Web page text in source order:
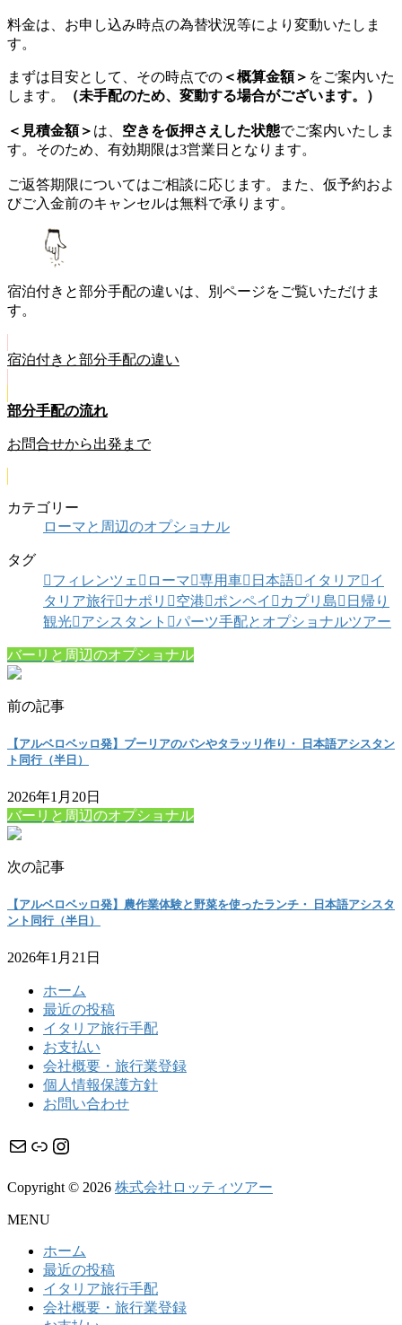
料金は、お申し込み時点の為替状況等により変動いたしま
す。
まずは目安として、その時点での ＜概算金額＞ をご案内いた
します。
（未手配のため、変動する場合がございます。）
＜見積金額＞ は、 空きを仮押さえした状態でご案内いたしま
す。そのため、有効期限は3営業日となります。
ご返答期限についてはご相談に応じます。また、仮予約およ
びご入金前のキャンセルは無料で承ります。
宿泊付きと部分手配の違いは、別ページをご覧いただけま
す。
宿泊付きと部分手配の違い
部分手配の流れ
お問合せから出発まで
カテゴリー
ローマと周辺のオプショナル
タグ
フィレンツェ
ローマ 専用車 日本語 イタリア
イ
タリア旅行 ナポリ 空港 ポンペイ カプリ島
日帰り
観光
アシスタント パーツ手配とオプショナルツアー
バーリと周辺のオプショナル
前の記事
【アルベロベッロ発】プーリアのパンやタラッリ作り・ 日本語アシスタン
ト同行（半日）
2026年1月20日
バーリと周辺のオプショナル
次の記事
【アルベロベッロ発】農作業体験と野菜を使ったランチ・ 日本語アシスタ
ント同行（半日）
2026年1月21日
ホーム
最近の投稿
イタリア旅行手配
お支払い
会社概要・旅行業登録
個人情報保護方針
お問い合わせ
メール リンク Instagram
Copyright © 2026 株式会社ロッティツアー
MENU
ホーム
最近の投稿
イタリア旅行手配
会社概要・旅行業登録